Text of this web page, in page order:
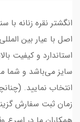
انگشتر نقره زنانه
استاندارد و کیفیت
سایز می‌باشد و شما
انتخاب نمایید.
زمان ثبت سفارش